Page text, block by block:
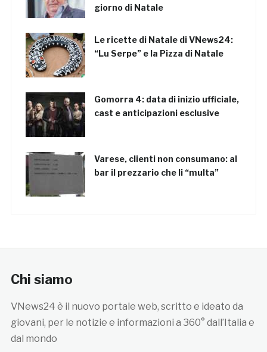
giorno di Natale
Le ricette di Natale di VNews24:
“Lu Serpe” e la Pizza di Natale
Gomorra 4: data di inizio ufficiale,
cast e anticipazioni esclusive
Varese, clienti non consumano: al
bar il prezzario che li “multa”
Chi siamo
VNews24 è il nuovo portale web, scritto e ideato da
giovani, per le notizie e informazioni a 360° dall’Italia e
dal mondo